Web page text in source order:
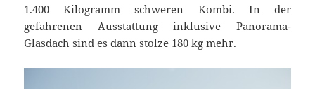
1.400 Kilogramm schweren Kombi. In der
gefahrenen Ausstattung inklusive Panorama-
Glasdach sind es dann stolze 180 kg mehr.